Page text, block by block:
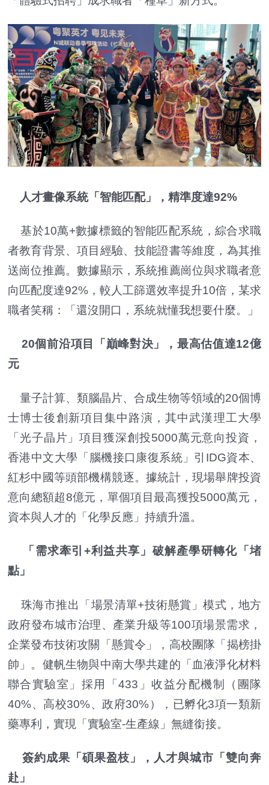
人才畫像系統「智能匹配」，精準度達92%
基於10萬+數據標籤的智能匹配系統，綜合求職
者教育背景、項目經驗、技能證書等維度，為其推
送崗位推薦。數據顯示，系統推薦崗位與求職者意
向匹配度達92%，較人工篩選效率提升10倍，某求
職者笑稱：「還沒開口，系統就懂我想要什麼。」
20個前沿項目「巔峰對決」，最高估值達12億
元
量子計算、類腦晶片、合成生物等領域的20個博
士博士後創新項目集中路演，其中武漢理工大學
「光子晶片」項目獲深創投5000萬元意向投資，
香港中文大學「腦機接口康復系統」引IDG資本、
紅杉中國等頭部機構競逐。據統計，現場舉牌投資
意向總額超8億元，單個項目最高獲投5000萬元，
資本與人才的「化學反應」持續升溫。
「需求牽引+利益共享」破解產學研轉化「堵
點」
珠海市推出「場景清單+技術懸賞」模式，地方
政府發布城市治理、產業升級等100項場景需求，
企業發布技術攻關「懸賞令」，高校團隊「揭榜掛
帥」。健帆生物與中南大學共建的「血液淨化材料
聯合實驗室」採用「433」收益分配機制（團隊
40%、高校30%、政府30%），已孵化3項一類新
藥專利，實現「實驗室-生產線」無縫銜接。
簽約成果「碩果盈枝」，人才與城市「雙向奔
赴」